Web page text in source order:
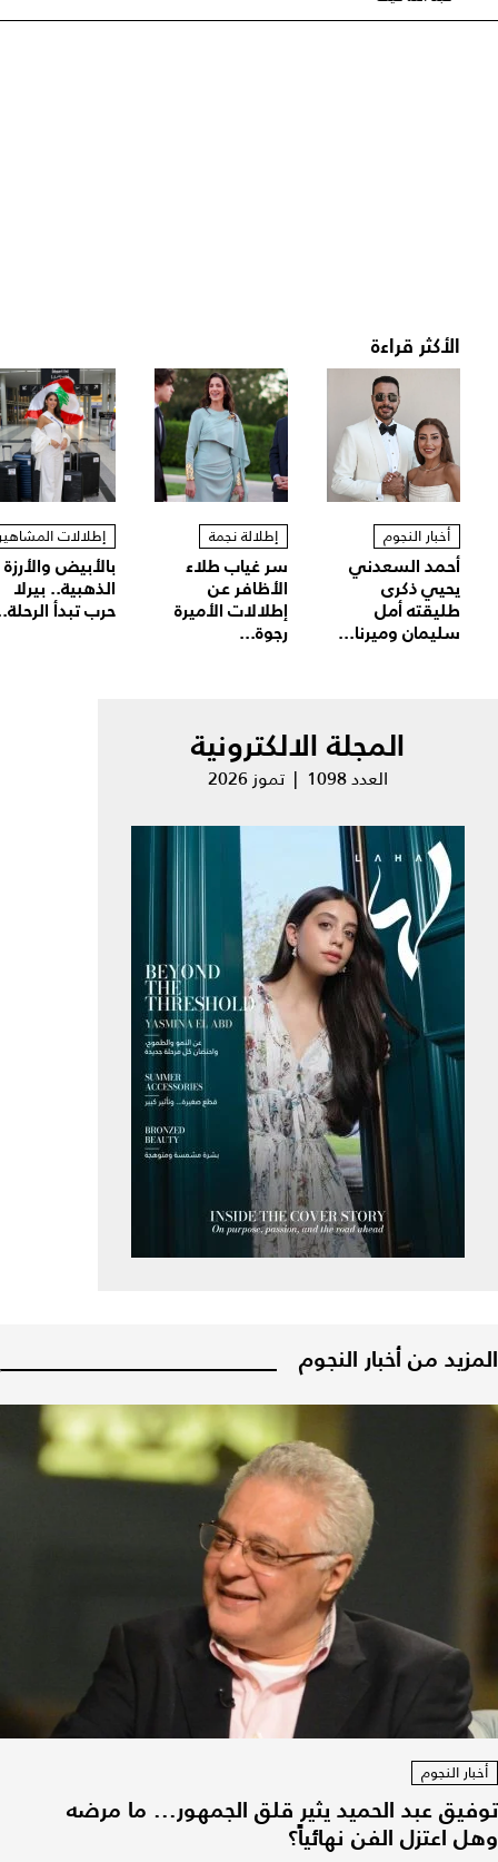
الأكثر قراءة
أخبار النجوم
أحمد السعدني
يحيي ذكرى
طليقته أمل
سليمان وميرنا...
إطلالة نجمة
سر غياب طلاء
الأظافر عن
إطلالات الأميرة
رجوة...
إطلالات
بالأبيض والأرزة
الذهبية.. بيرلا
حرب تبدأ
المجلة الالكترونية
العدد 1098 | تموز 2026
المزيد من أخبار النجوم
أخبار النجوم
توفيق عبد الحميد يثير قلق الجمهور... ما مرضه
وهل اعتزل الفن نهائياً؟